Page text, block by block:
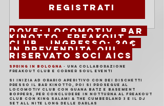
Registrati
Dove: Locomotiv, Bar
Kinotto, Freakout
Club	Ingresso: 20€
in prevendita QUI
Riservato soci AICS
SPRING in BOLOGNA - una collaborazione
Freakout Club e Corner Soul Eventi
Si inizia ad orario aperitivo con dei dischetti
presso il Bar Kinotto, poi si prosegue al
Locomotiv Club con Guana Batz e Basement
Boppers, per concludere in notturna al Freakout
Club con King Salami & the Cumberland 3 e il dj
set all nite long delle Darlas